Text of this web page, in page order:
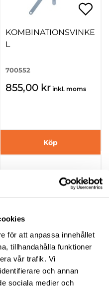
för att anpassa innehållet
tillhandahålla funktioner
vår trafik. Vi
och annan
sociala medier och
KOMBINATIONSVINKE
L
700552
855,00 kr inkl. moms
Köp
STÄLLBAR VINKEL
QUATTRO 25CM